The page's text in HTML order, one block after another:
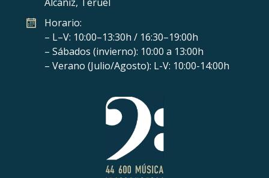
Horario:
– L–V: 10:00–13:30h / 16:30–19:00h
– Sábados (invierno): 10:00 a 13:00h
– Verano (Julio/Agosto): L-V: 10:00-14:00h